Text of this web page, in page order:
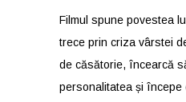
Filmul spune povestea
trece prin criza vârstei
de căsătorie, încearcă
personalitatea și începe